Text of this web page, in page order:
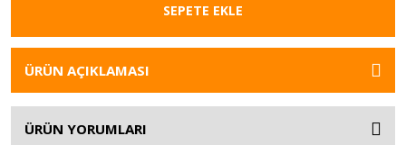
SEPETE EKLE
ÜRÜN AÇIKLAMASI
ÜRÜN YORUMLARI